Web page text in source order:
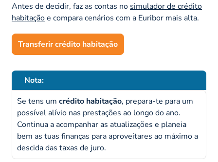
Antes de decidir, faz as contas no simulador de crédito
habitaçãoe compara cenários com a Euribor mais alta.
Transferir crédito habitação
Nota:
Se tens um crédito habitação, prepara-te para um
possível alívio nas prestações ao longo do ano.
Continua a acompanhar as atualizações e planeia
bem as tuas finanças para aproveitares ao máximo a
descida das taxas de juro.